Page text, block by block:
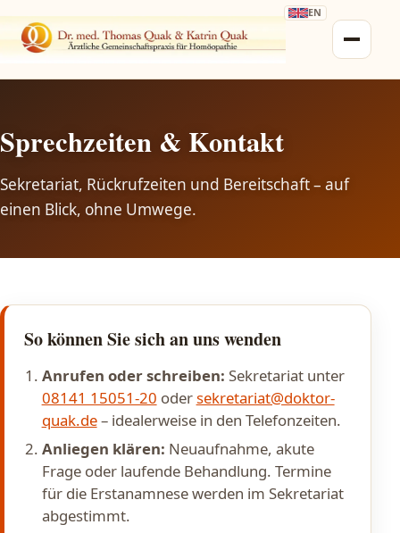
EN
Sprechzeiten & Kontakt
Sekretariat, Rückrufzeiten und Bereitschaft – auf
einen Blick, ohne Umwege.
So können Sie sich an uns wenden
Anrufen oder schreiben: Sekretariat unter
08141 15051-20 odersekretariat@doktor-
quak.de– idealerweise in den Telefonzeiten.
Anliegen klären: Neuaufnahme, akute
Frage oder laufende Behandlung. Termine
für die Erstanamnese werden im Sekretariat
abgestimmt.